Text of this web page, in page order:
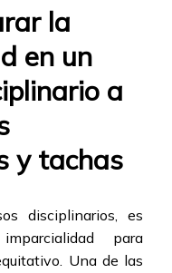
la
en un
a
y tachas
disciplinarios, es
para
Una de las